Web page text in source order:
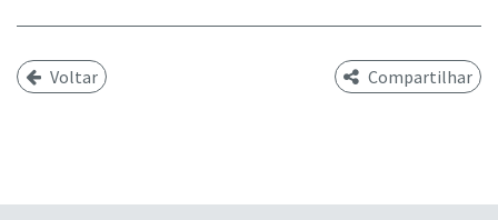
Voltar Compartilhar